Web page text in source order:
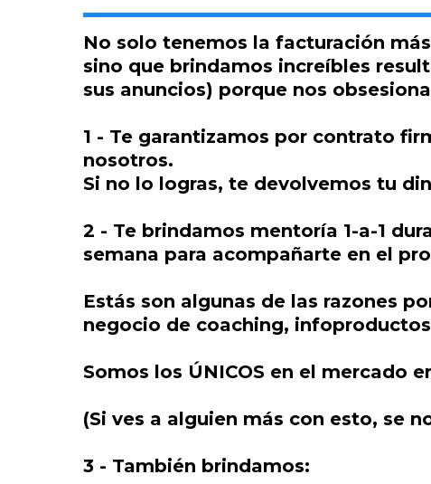
No solo tenemos la facturación
sino que brindamos increíbles
sus anuncios) porque nos
1 - Te garantizamos por contrato
nosotros.
Si no lo logras, te devolvemos tu
2 - Te brindamos mentoría 1-a-1
semana para acompañarte en el
Estás son algunas de las razones
negocio de coaching,
Somos los ÚNICOS en el mercado
(Si ves a alguien más con esto, se
3 - También brindamos: